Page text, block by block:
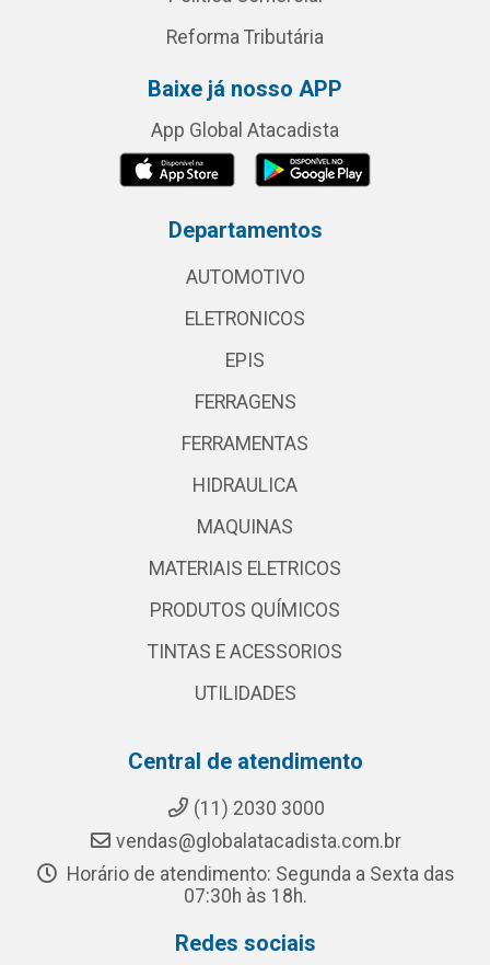
Reforma Tributária
Baixe já nosso APP
App Global Atacadista
Departamentos
AUTOMOTIVO
ELETRONICOS
EPIS
FERRAGENS
FERRAMENTAS
HIDRAULICA
MAQUINAS
MATERIAIS ELETRICOS
PRODUTOS QUÍMICOS
TINTAS E ACESSORIOS
UTILIDADES
Central de atendimento
(11) 2030 3000
vendas@globalatacadista.com.br
Horário de atendimento: Segunda a Sexta das
07:30h às 18h.
Redes sociais